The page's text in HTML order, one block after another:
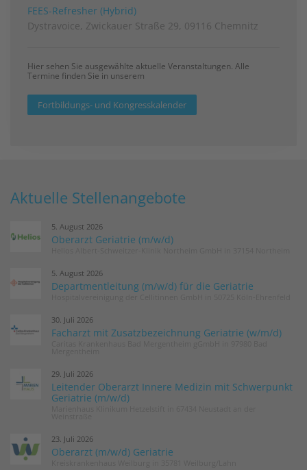
FEES-Refresher (Hybrid)
Dystravoice, Zwickauer Straße 29, 09116 Chemnitz
Hier sehen Sie ausgewählte aktuelle Veranstaltungen. Alle
Termine finden Sie in unserem
Fortbildungs- und Kongresskalender
Aktuelle Stellenangebote
5. August 2026
Oberarzt Geriatrie (m/w/d)
5. August 2026
Departmentleitung (m/w/d) für die Geriatrie
30. Juli 2026
Facharzt mit Zusatzbezeichnung Geriatrie (w/m/d)
29. Juli 2026
Leitender Oberarzt Innere Medizin mit Schwerpunkt
Geriatrie (m/w/d)
23. Juli 2026
Oberarzt (m/w/d) Geriatrie